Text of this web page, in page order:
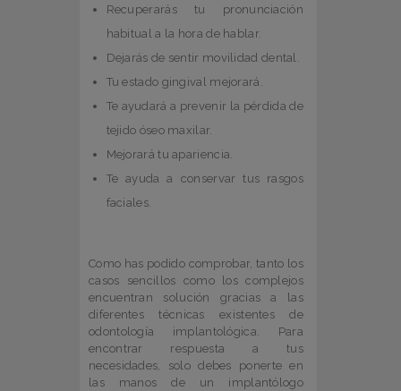
Recuperarás tu pronunciación
habitual a la hora de hablar.
Dejarás de sentir movilidad dental.
Tu estado gingival mejorará.
Te ayudará a prevenir la pérdida de
tejido óseo maxilar.
Mejorará tu apariencia.
Te ayuda a conservar tus rasgos
faciales.
Como has podido comprobar, tanto los
casos sencillos como los complejos
encuentran solución gracias a las
diferentes técnicas existentes de
odontología implantológica. Para
encontrar respuesta a tus
necesidades, solo debes ponerte en
las manos de un implantólogo